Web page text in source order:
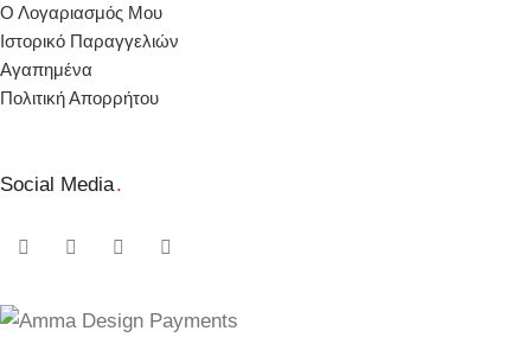
Ο Λογαριασμός Μου
Ιστορικό Παραγγελιών
Αγαπημένα
Πολιτική Απορρήτου
Social Media.